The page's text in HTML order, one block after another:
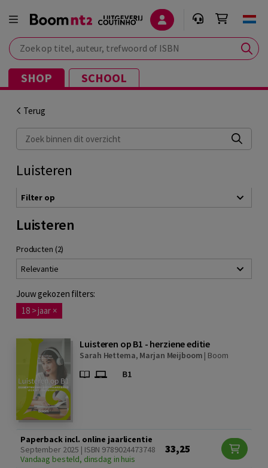
Zoek op titel, auteur, trefwoord of ISBN
SHOP SCHOOL
Terug
Zoek binnen dit overzicht
Luisteren
Filter op
Luisteren
Producten (2)
Relevantie
Jouw gekozen filters:
18 > jaar ×
Luisteren op B1 - herziene editie
Sarah Hettema, Marjan Meijboom | Boom
Paperback incl. online jaarlicentie
September 2025 | ISBN 9789024473748
Vandaag besteld, dinsdag in huis
33,25